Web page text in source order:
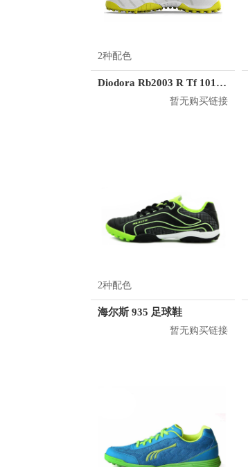
2种配色
Diodora Rb2003 R Tf 101.173493
暂无购买链接
2种配色
海尔斯 935 足球鞋
暂无购买链接